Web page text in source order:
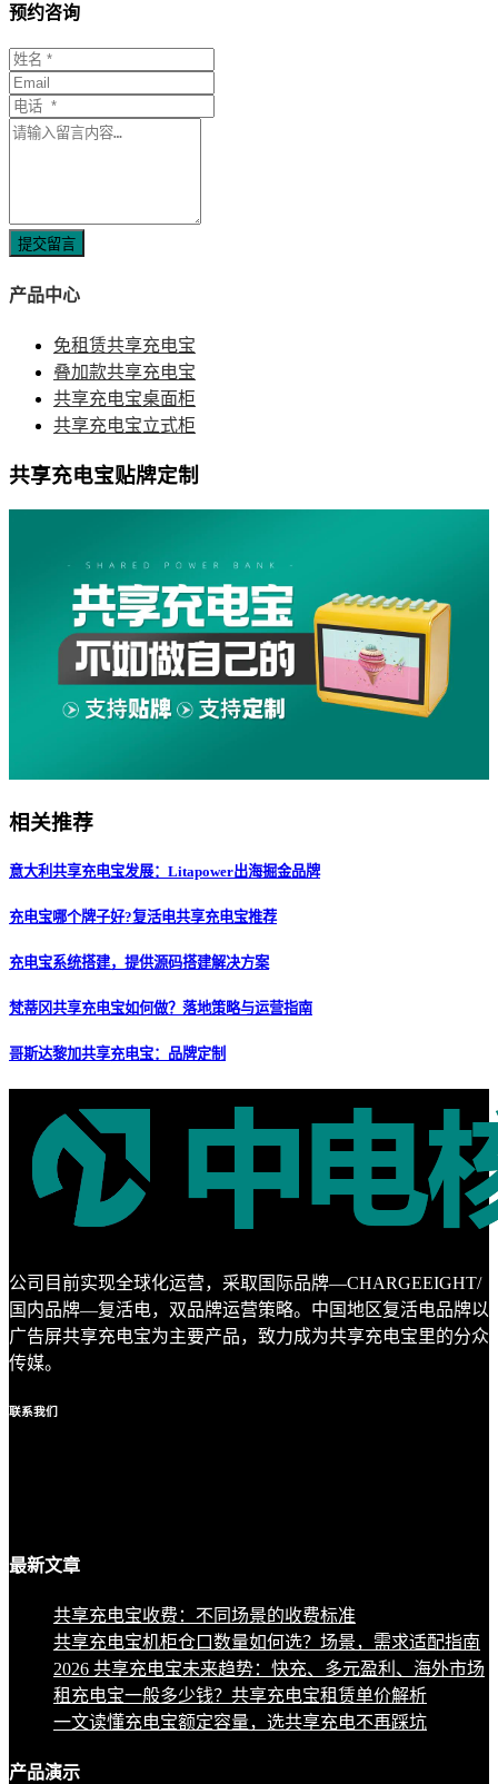
预约咨询
提交留言
产品中心
免租赁共享充电宝
叠加款共享充电宝
共享充电宝桌面柜
共享充电宝立式柜
共享充电宝贴牌定制
相关推荐
意大利共享充电宝发展：Litapower出海掘金品牌
充电宝哪个牌子好?复活电共享充电宝推荐
充电宝系统搭建，提供源码搭建解决方案
梵蒂冈共享充电宝如何做？落地策略与运营指南
哥斯达黎加共享充电宝：品牌定制
公司目前实现全球化运营，采取国际品牌—CHARGEEIGHT/
国内品牌—复活电，双品牌运营策略。中国地区复活电品牌以
广告屏共享充电宝为主要产品，致力成为共享充电宝里的分众
传媒。
联系我们
最新文章
共享充电宝收费：不同场景的收费标准
共享充电宝机柜仓口数量如何选？场景，需求适配指南
2026 共享充电宝未来趋势：快充、多元盈利、海外市场
租充电宝一般多少钱？共享充电宝租赁单价解析
一文读懂充电宝额定容量，选共享充电不再踩坑
产品演示